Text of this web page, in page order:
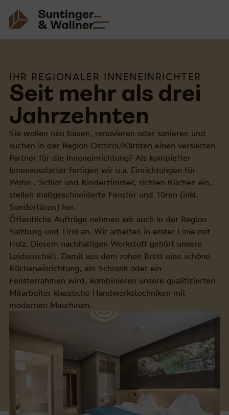
IHR REGIONALER INNENEINRICHTER
Seit mehr als drei
Jahr­zehnten
Sie wollen neu bauen, renovieren oder sanieren und
suchen in der Region Osttirol/Kärnten einen versierten
Partner für die Inneneinrichtung? Als kompletter
Innenausstatter fertigen wir u.a. Einrichtungen für
Wohn-, Schlaf und Kinderzimmer, richten Küchen ein,
stellen maßgeschneiderte Fenster und Türen (inkl.
Sondertüren) her.
Öffentliche Aufträge nehmen wir auch in der Region
Salzburg und Tirol an. Wir arbeiten in erster Linie mit
Holz. Diesem nachhaltigen Werkstoff gehört unsere
Leidenschaft. Damit aus dem rohen Brett eine schöne
Kücheneinrichtung, ein Schrank oder ein
Fensterrahmen wird, kombinieren unsere qualifizierten
Mitarbeiter klassische Handwerkstechniken mit
modernen Maschinen.